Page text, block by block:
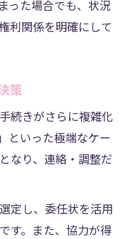
った場合でも、状況
利関係を明確にして
策
続きがさらに複雑化
といった極端なケー
なり、連絡・調整だ
定し、委任状を活用
す。また、協力が得